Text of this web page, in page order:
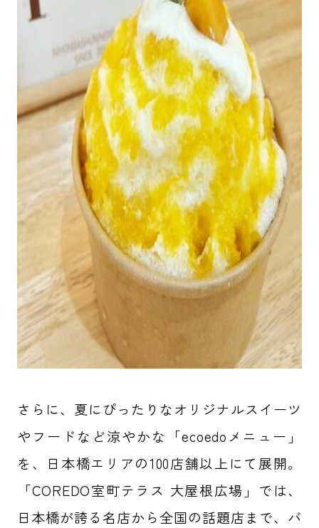
さらに、夏にぴったりなオリジナルスイーツ
やフードなど涼やかな「ecoedoメニュー」
を、日本橋エリアの100店舗以上にて展開。
「COREDO室町テラス 大屋根広場」では、
日本橋が誇る名店から全国の話題店まで、バ